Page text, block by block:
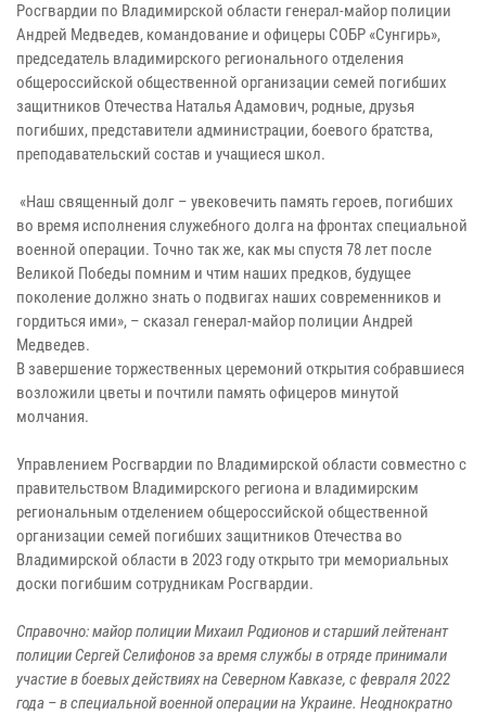
Росгвардии по Владимирской области генерал-майор полиции
Андрей Медведев, командование и офицеры СОБР «Сунгирь»,
председатель владимирского регионального отделения
общероссийской общественной организации семей погибших
защитников Отечества Наталья Адамович, родные, друзья
погибших, представители администрации, боевого братства,
преподавательский состав и учащиеся школ.
«Наш священный долг – увековечить память героев, погибших
во время исполнения служебного долга на фронтах специальной
военной операции. Точно так же, как мы спустя 78 лет после
Великой Победы помним и чтим наших предков, будущее
поколение должно знать о подвигах наших современников и
гордиться ими», – сказал генерал-майор полиции Андрей
Медведев.
В завершение торжественных церемоний открытия собравшиеся
возложили цветы и почтили память офицеров минутой
молчания.
Управлением Росгвардии по Владимирской области совместно с
правительством Владимирского региона и владимирским
региональным отделением общероссийской общественной
организации семей погибших защитников Отечества во
Владимирской области в 2023 году открыто три мемориальных
доски погибшим сотрудникам Росгвардии.
Справочно: майор полиции Михаил Родионов и старший лейтенант
полиции Сергей Селифонов за время службы в отряде принимали
участие в боевых действиях на Северном Кавказе, с февраля 2022
года – в специальной военной операции на Украине. Неоднократно